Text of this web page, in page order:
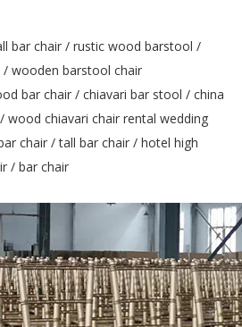
bar chair / rustic wood barstool /
wooden barstool chair
bar chair / chiavari bar stool / china
wood chiavari chair rental wedding
chair / tall bar chair / hotel high
/ bar chair